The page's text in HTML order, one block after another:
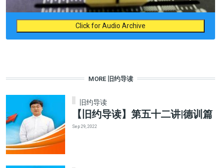
Click for Audio Archive
MORE 旧约导读
旧约导读
【旧约导读】第五十二讲|德训篇
Sep 29, 2022